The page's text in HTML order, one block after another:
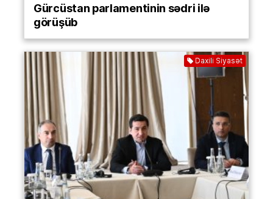
Gürcüstan parlamentinin sədri ilə
görüşüb
Daxili Siyasət